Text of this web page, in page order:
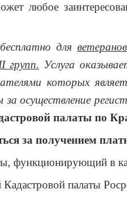
любое
для
групп. Услуга
которых
осуществление
палаты по
за получением
функционирующий в
палаты